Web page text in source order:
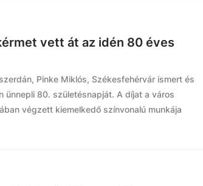
vett át az idén 80 éves
Pinke Miklós, Székesfehérvár ismert és
80. születésnapját. A díjat a város
végzett kiemelkedő színvonalú munkája